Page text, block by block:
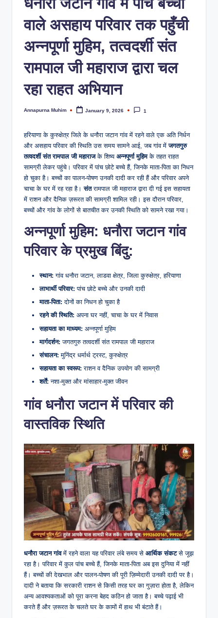
वाले असहाय परिवार तक पहुँची
अन्नपूर्णा मुहिम, तत्वदर्शी संत
रामपाल जी महाराज द्वारा चल
रहा राहत अभियान
Annapurna Muhim January 9, 2026 1
हरियाणा के कुरुक्षेत्र जिले के धनौरा जटान गांव में रहने वाले एक अति निर्धन
और असहाय परिवार की स्थिति उस समय सामने आई, जब गांव मेंजगतगुरु
तत्वदर्शी संत रामपाल जी महाराजके शिष्य अन्नपूर्णा मुहिमके तहत राहत
सामग्री लेकर पहुंचे। परिवार में पांच छोटे बच्चे हैं, जिनके माता-पिता का निधन
हो चुका है। बच्चों का पालन-पोषण उनकी दादी कर रही हैं और परिवार अपने
चाचा के घर में रह रहा है।संतरामपाल जी महाराज द्वारा दी गई इस सहायता
में राशन और दैनिक ज़रूरत की सामग्री शामिल रही। इस दौरान परिवार,
बच्चों और गांव के लोगों से बातचीत कर उनकी स्थिति को सामने रखा गया।
अन्नपूर्णा मुहिम: धनौरा जटान गांव
परिवार के प्रमुख बिंदु:
स्थान: गांव धनौरा जटान, लाडवा क्षेत्र, जिला कुरुक्षेत्र, हरियाणा
लाभार्थी परिवार: पांच छोटे बच्चे और उनकी दादी
माता-पिता: दोनों का निधन हो चुका है
रहने की स्थिति: अपना घर नहीं, चाचा के घर में निवास
सहायता का माध्यम: अन्नपूर्णा मुहिम
मार्गदर्शन: जगतगुरु तत्वदर्शी संत रामपाल जी महाराज
संचालन: मुनिंद्र धर्मार्थ ट्रस्ट, कुरुक्षेत्र
सहायता का स्वरूप: राशन व दैनिक उपयोग की सामग्री
शर्तें: नशा-मुक्त और मांसाहार-मुक्त जीवन
गांव धनौरा जटान में परिवार की
वास्तविक स्थिति
धनौरा जटान गांवमें रहने वाला यह परिवार लंबे समय से आर्थिक संकटसे जूझ
रहा है। परिवार में कुल पांच बच्चे हैं, जिनके माता-पिता अब इस दुनिया में नहीं
हैं। बच्चों की देखभाल और पालन-पोषण की पूरी ज़िम्मेदारी उनकी दादी पर है।
दादी ने बताया कि सरकारी राशन से किसी तरह घर का गुज़ारा होता है, लेकिन
अन्य आवश्यकताओं को पूरा करना बेहद कठिन हो जाता है। बच्चे पढ़ाई भी
करते हैं और ज़रूरत के चलते घर के कामों में हाथ भी बंटाते हैं।